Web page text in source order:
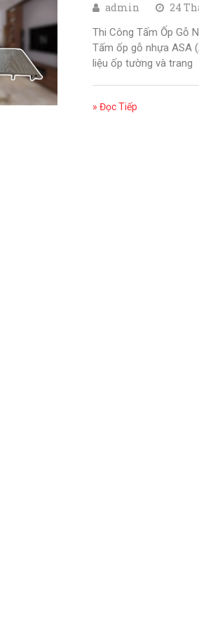
admin 24
Thi Công Tấm Ốp Gỗ
Tấm ốp gỗ nhựa ASA
liệu ốp tường và trang
» Đọc Tiếp